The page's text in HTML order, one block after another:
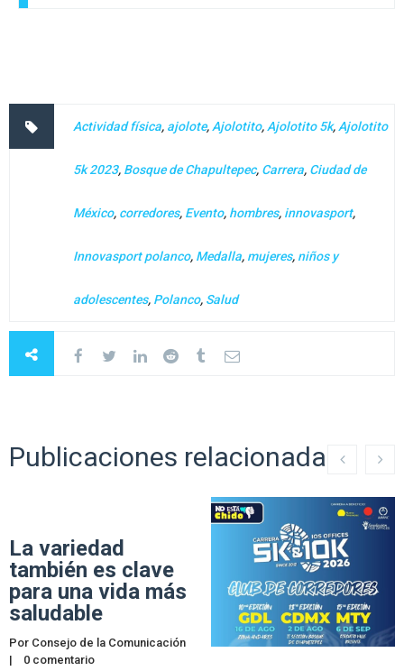
Actividad física, ajolote, Ajolotito, Ajolotito 5k, Ajolotito
5k 2023, Bosque de Chapultepec, Carrera, Ciudad de
México, corredores, Evento, hombres, innovasport,
Innovasport polanco, Medalla, mujeres, niños y
adolescentes, Polanco, Salud
Publicaciones relacionadas
La variedad
también es clave
para una vida más
saludable
Por Consejo de la Comunicación
| 0 comentario